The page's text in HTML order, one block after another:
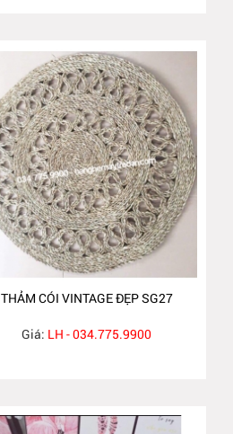
THẢM CÓI VINTAGE ĐẸP SG27
Giá: LH - 034.775.9900